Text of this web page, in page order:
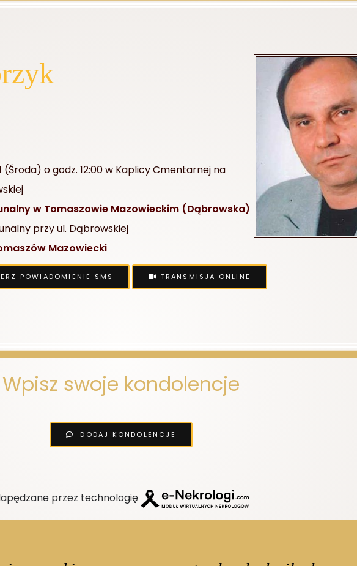
(Środa) o godz. 12:00 w Kaplicy Cmentarnej na
w Tomaszowie Mazowieckim (Dąbrowska)
przy ul. Dąbrowskiej
Mazowiecki
POWIADOMIENIE SMS TRANSMISJA ONLINE
Wpisz swoje kondolencje
DODAJ KONDOLENCJE
przez technologię